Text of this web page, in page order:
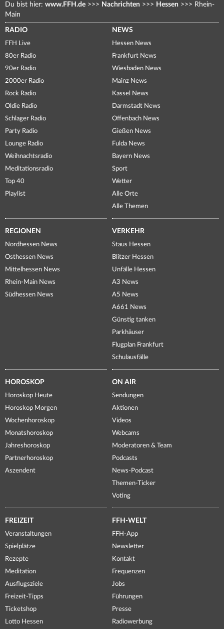
Du bist hier: www.FFH.de >>> Nachrichten >>> Hessen >>> Rhein-
Main
RADIO
FFH Live
80er Radio
90er Radio
2000er Radio
Rock Radio
Oldie Radio
Schlager Radio
Party Radio
Lounge Radio
Weihnachtsradio
Meditationsradio
Top 40
Playlist
NEWS
Hessen News
Frankfurt News
Wiesbaden News
Mainz News
Kassel News
Darmstadt News
Offenbach News
Gießen News
Fulda News
Bayern News
Sport
Wetter
Alle Orte
Alle Themen
REGIONEN
Nordhessen News
Osthessen News
Mittelhessen News
Rhein-Main News
Südhessen News
VERKEHR
Staus Hessen
Blitzer Hessen
Unfälle Hessen
A3 News
A5 News
A661 News
Günstig tanken
Parkhäuser
Flugplan Frankfurt
Schulausfälle
HOROSKOP
Horoskop Heute
Horoskop Morgen
Wochenhoroskop
Monatshoroskop
Jahreshoroskop
Partnerhoroskop
Aszendent
ON AIR
Sendungen
Aktionen
Videos
Webcams
Moderatoren & Team
Podcasts
News-Podcast
Themen-Ticker
Voting
FREIZEIT
Veranstaltungen
Spielplätze
Rezepte
Meditation
Ausflugsziele
Freizeit-Tipps
Ticketshop
Lotto Hessen
FFH-WELT
FFH-App
Newsletter
Kontakt
Frequenzen
Jobs
Führungen
Presse
Radiowerbung